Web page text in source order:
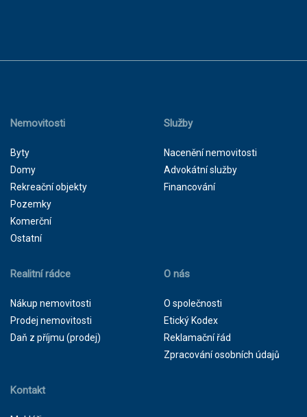
Nemovitosti
Byty
Domy
Rekreační objekty
Pozemky
Komerční
Ostatní
Služby
Nacenění nemovitosti
Advokátní služby
Financování
Realitní rádce
Nákup nemovitosti
Prodej nemovitosti
Daň z příjmu (prodej)
O nás
O společnosti
Etický Kodex
Reklamační řád
Zpracování osobních údajů
Kontakt